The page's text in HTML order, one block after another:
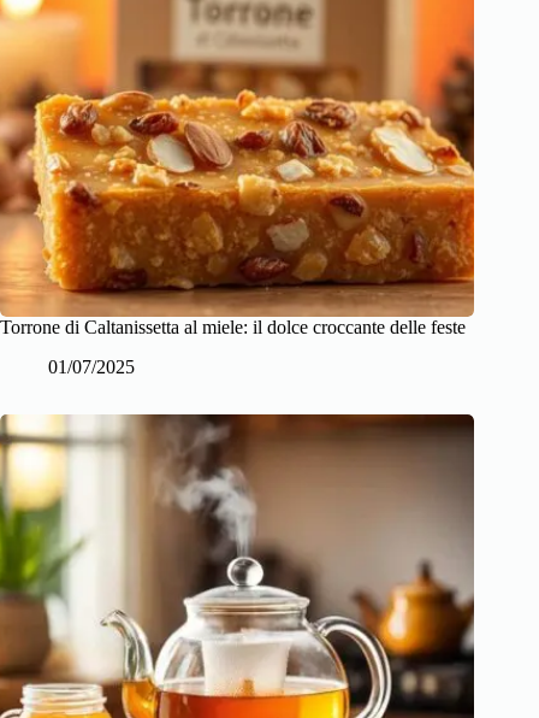
Torrone di Caltanissetta al miele: il dolce croccante delle feste
01/07/2025